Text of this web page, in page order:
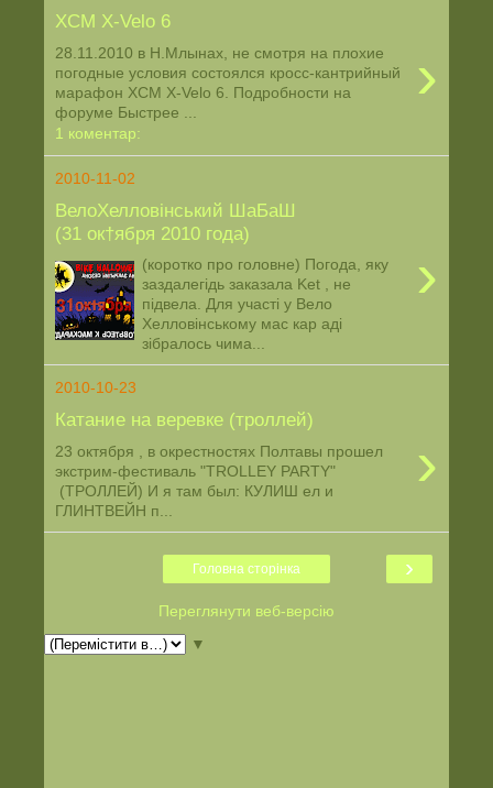
XCM Х-Velo 6
›
28.11.2010 в Н.Млынах, не смотря на плохие
погодные условия состоялся кросс-кантрийный
марафон XCM Х-Velo 6. Подробности на
форуме Быстрее ...
1 коментар:
2010-11-02
ВелоХелловінський ШаБаШ
(31 ок†ября 2010 года)
›
(коротко про головне) Погода, яку
заздалегідь заказала Ket , не
підвела. Для участі у Вело
Хелловінському мас кар аді
зібралось чима...
2010-10-23
Катание на веревке (троллей)
›
23 октября , в окрестностях Полтавы прошел
экстрим-фестиваль "TROLLEY PARTY"
(ТРОЛЛЕЙ) И я там был: КУЛИШ ел и
ГЛИНТВЕЙН п...
›
Головна сторінка
Переглянути веб-версію
▼